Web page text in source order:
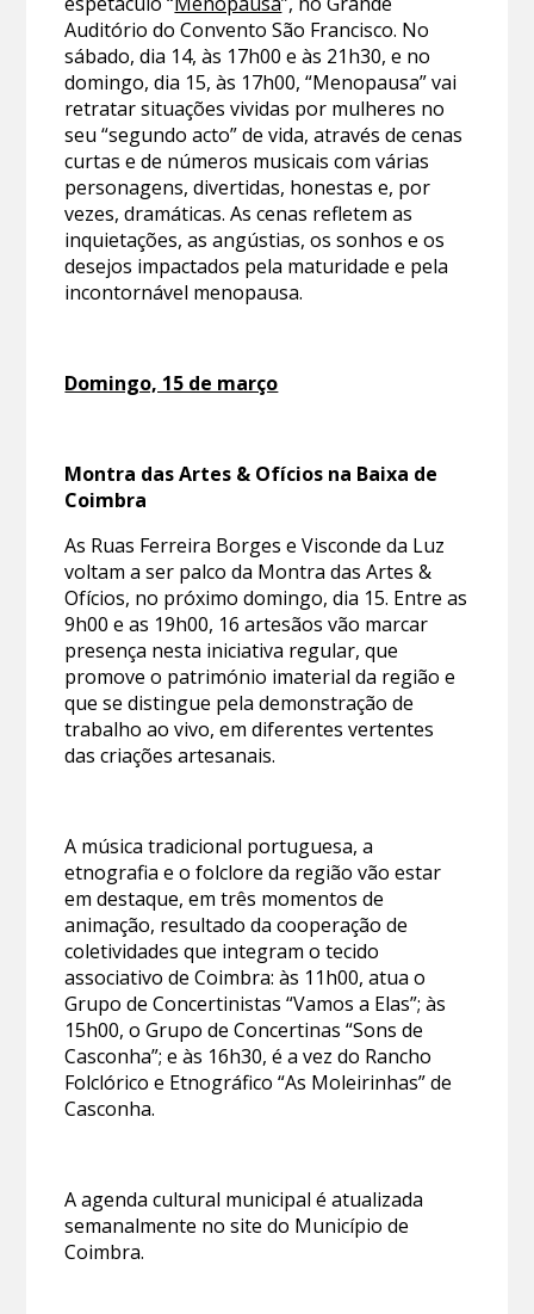
Auditório do Convento São Francisco. No
sábado, dia 14, às 17h00 e às 21h30, e no
domingo, dia 15, às 17h00, “Menopausa” vai
retratar situações vividas por mulheres no
seu “segundo acto” de vida, através de cenas
curtas e de números musicais com várias
personagens, divertidas, honestas e, por
vezes, dramáticas. As cenas refletem as
inquietações, as angústias, os sonhos e os
desejos impactados pela maturidade e pela
incontornável menopausa.
Domingo, 15 de março
Montra das Artes & Ofícios na Baixa de
Coimbra
As Ruas Ferreira Borges e Visconde da Luz
voltam a ser palco da Montra das Artes &
Ofícios, no próximo domingo, dia 15. Entre as
9h00 e as 19h00, 16 artesãos vão marcar
presença nesta iniciativa regular, que
promove o património imaterial da região e
que se distingue pela demonstração de
trabalho ao vivo, em diferentes vertentes
das criações artesanais.
A música tradicional portuguesa, a
etnografia e o folclore da região vão estar
em destaque, em três momentos de
animação, resultado da cooperação de
coletividades que integram o tecido
associativo de Coimbra: às 11h00, atua o
Grupo de Concertinistas “Vamos a Elas”; às
15h00, o Grupo de Concertinas “Sons de
Casconha”; e às 16h30, é a vez do Rancho
Folclórico e Etnográfico “As Moleirinhas” de
Casconha.
A agenda cultural municipal é atualizada
semanalmente no site do Município de
Coimbra.